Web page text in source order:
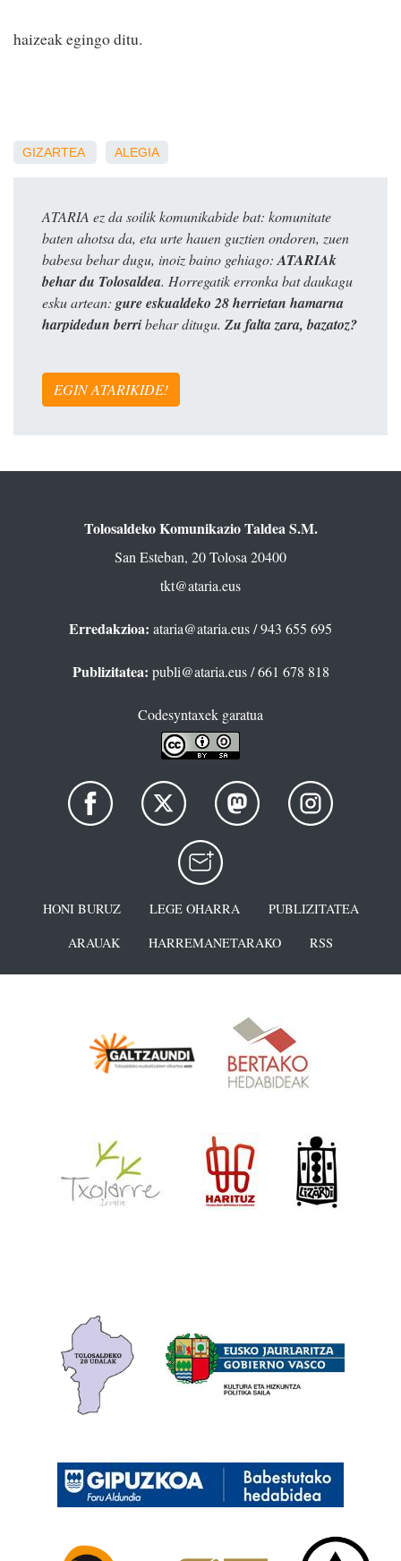
haizeak egingo ditu.
GIZARTEA ALEGIA
ATARIA ez da soilik komunikabide bat: komunitate
baten ahotsa da, eta urte hauen guztien ondoren, zuen
babesa behar dugu, inoiz baino gehiago: ATARIAk
behar du Tolosaldea. Horregatik erronka bat daukagu
esku artean: gure eskualdeko 28 herrietan hamarna
harpidedun berribehar ditugu. Zu falta zara, bazatoz?
EGIN ATARIKIDE!
Tolosaldeko Komunikazio Taldea S.M.
San Esteban, 20 Tolosa 20400
tkt@ataria.eus
Erredakzioa: ataria@ataria.eus/ 943 655 695
Publizitatea: publi@ataria.eus/ 661 678 818
Codesyntaxek garatua
HONI BURUZ LEGE OHARRA
PUBLIZITATEA
ARAUAK
HARREMANETARAKO RSS